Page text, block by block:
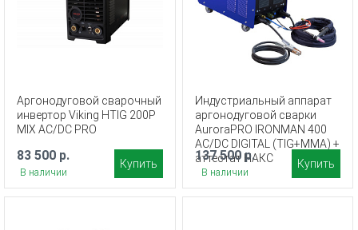
Аргонодуговой сварочный
инвертор Viking HTIG 200P
MIX AC/DC PRO
83 500 р.
В наличии
Купить
Индустриальный аппарат
аргонодуговой сварки
AuroraPRO IRONMAN 400
AC/DC DIGITAL (TIG+MMA) +
аттестат НАКС
137 500 р.
В наличии
Купить